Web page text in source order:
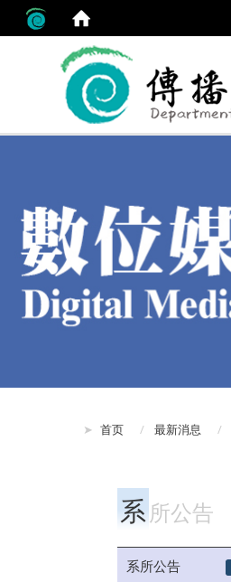
首页 最新消息
系 所公告
系所公告